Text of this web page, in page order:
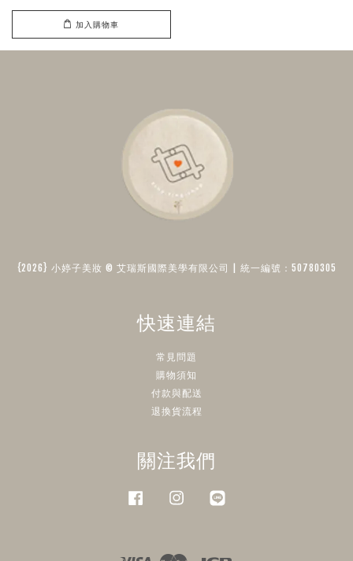
加入購物車
{2026} 小婷子美妝 © 艾瑞斯國際美學有限公司 | 統一編號：50780305​
快速連結
常見問題
購物須知
付款與配送
退換貨流程
關注我們
Facebook Instagram
Visa Master